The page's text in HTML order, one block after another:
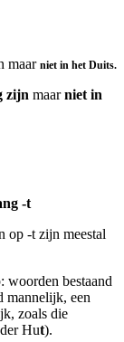
maar niet in het Duits.
zijn maarniet in
-t
op -t zijn meestal
woorden bestaand
mannelijk, een
zoals die
der Hut).